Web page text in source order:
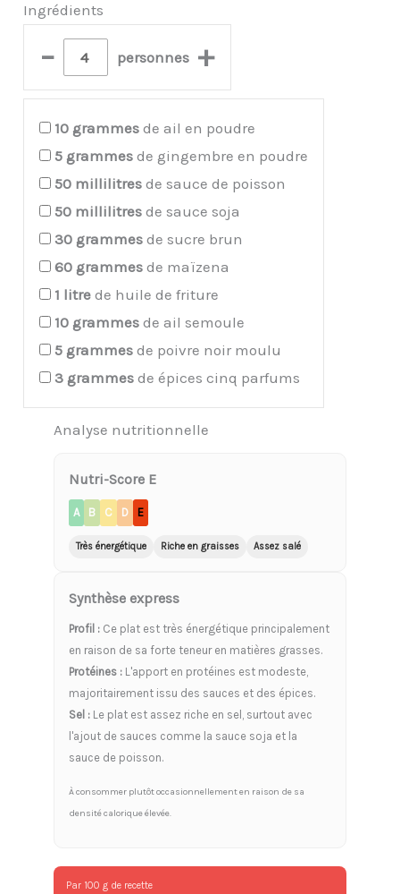
Ingrédients
– personnes +
10 grammes de ail en poudre
5 grammes de gingembre en poudre
50 millilitres de sauce de poisson
50 millilitres de sauce soja
30 grammes de sucre brun
60 grammes de maïzena
1 litre de huile de friture
10 grammes de ail semoule
5 grammes de poivre noir moulu
3 grammes de épices cinq parfums
Analyse nutritionnelle
Nutri-Score E
A B C D E
Très énergétique Riche en graisses Assez salé
Synthèse express
Profil : Ce plat est très énergétique principalement
en raison de sa forte teneur en matières grasses.
Protéines : L'apport en protéines est modeste,
majoritairement issu des sauces et des épices.
Sel : Le plat est assez riche en sel, surtout avec
l'ajout de sauces comme la sauce soja et la
sauce de poisson.
À consommer plutôt occasionnellement en raison de sa
densité calorique élevée.
Par 100 g de recette